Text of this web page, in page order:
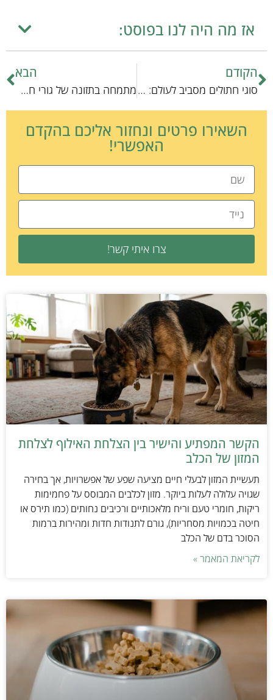
אז מה היה לנו בפוסט:
הקודם
סוגי חתולים מסביב לעולם: מדריך מקצועי
הבא
מתמחה בתזונה של גורי חתולים: מה הם אוכלים?
השאירו פרטים ונחזור אליכם בהקדם
האפשרי!
צרו איתי קשר!
הקשר המפתיע והישיר בין הצלחת האילוף לצלחת
המזון של הכלב
תעשיית המזון לבעלי חיים מציעה שפע של אפשרויות, אך בחירה
שגויה עלולה לעלות ביוקר. מזון לכלבים המבוסס על פחמימות
ריקות, חומרי טעם וריח מלאכותיים ורכיבים נחותים (כמו תירס או
חיטה בכמויות מסחריות), גורם לתנודות חדות ומהירות ברמות
הסוכר בדם של הכלב
לקריאת המאמר »